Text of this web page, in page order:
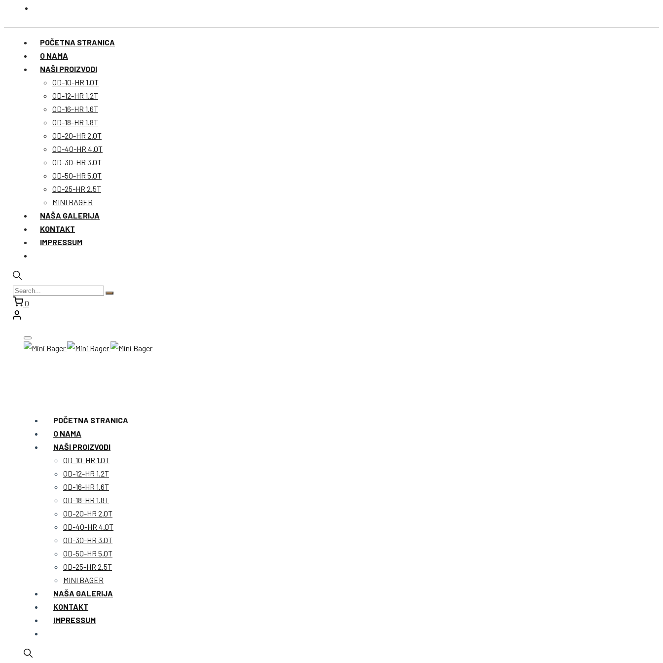
POČETNA STRANICA
O NAMA
NAŠI PROIZVODI
OD-10-HR 1.0T
OD-12-HR 1.2T
OD-16-HR 1.6T
OD-18-HR 1.8T
OD-20-HR 2.0T
OD-40-HR 4.0T
OD-30-HR 3.0T
OD-50-HR 5.0T
OD-25-HR 2.5T
MINI BAGER
NAŠA GALERIJA
KONTAKT
IMPRESSUM
0
POČETNA STRANICA
O NAMA
NAŠI PROIZVODI
OD-10-HR 1.0T
OD-12-HR 1.2T
OD-16-HR 1.6T
OD-18-HR 1.8T
OD-20-HR 2.0T
OD-40-HR 4.0T
OD-30-HR 3.0T
OD-50-HR 5.0T
OD-25-HR 2.5T
MINI BAGER
NAŠA GALERIJA
KONTAKT
IMPRESSUM